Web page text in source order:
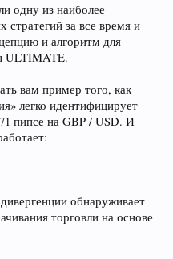
одну из наиболее
за все время и
и алгоритм для
ULTIMATE.
вам пример того, как
легко идентифицирует
пипсе на GBP / USD. И
обнаруживает
торговли на основе